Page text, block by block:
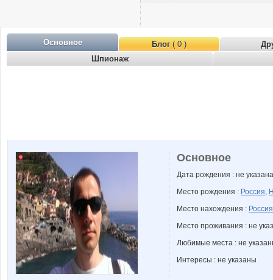
Основное Блог( 0 )
Шпионаж
Основное
Дата рождения : не указана
Место рождения : Россия,
Место нахождения : Россия
Место проживания : не
Любимые места : не
Интересы : не указаны